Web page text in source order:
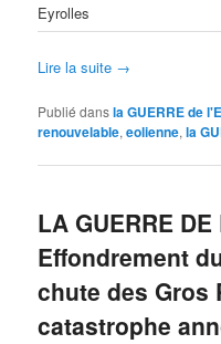
Eyrolles
Lire la suite →
Publié dansla GUERRE de
renouvelable,eolienne,la
LA GUERRE DE
Effondrement
chute des Gros
catastrophe